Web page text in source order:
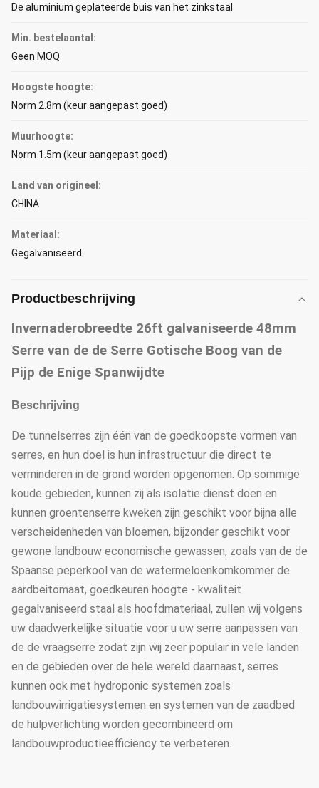
De aluminium geplateerde buis van het zinkstaal
Min. bestelaantal:
Geen MOQ
Hoogste hoogte:
Norm 2.8m (keur aangepast goed)
Muurhoogte:
Norm 1.5m (keur aangepast goed)
Land van origineel:
CHINA
Materiaal:
Gegalvaniseerd
Productbeschrijving
Invernaderobreedte 26ft galvaniseerde 48mm
Serre van de de Serre Gotische Boog van de
Pijp de Enige Spanwijdte
Beschrijving
De tunnelserres zijn één van de goedkoopste vormen van
serres, en hun doel is hun infrastructuur die direct te
verminderen in de grond worden opgenomen. Op sommige
koude gebieden, kunnen zij als isolatie dienst doen en
kunnen groentenserre kweken zijn geschikt voor bijna alle
verscheidenheden van bloemen, bijzonder geschikt voor
gewone landbouw economische gewassen, zoals van de de
Spaanse peperkool van de watermeloenkomkommer de
aardbeitomaat, goedkeuren hoogte - kwaliteit
gegalvaniseerd staal als hoofdmateriaal, zullen wij volgens
uw daadwerkelijke situatie voor u uw serre aanpassen van
de de vraagserre zodat zijn wij zeer populair in vele landen
en de gebieden over de hele wereld daarnaast, serres
kunnen ook met hydroponic systemen zoals
landbouwirrigatiesystemen en systemen van de zaadbed
de hulpverlichting worden gecombineerd om
landbouwproductieefficiency te verbeteren.